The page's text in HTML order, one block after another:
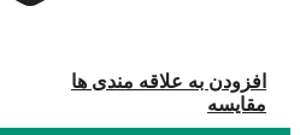
افزودن به علاقه مندی ها
مقایسه